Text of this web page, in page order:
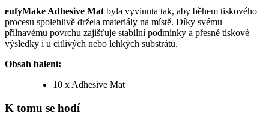
eufyMake Adhesive Mat byla vyvinuta tak, aby během tiskového
procesu spolehlivě držela materiály na místě. Díky svému
přilnavému povrchu zajišťuje stabilní podmínky a přesné tiskové
výsledky i u citlivých nebo lehkých substrátů.
Obsah balení:
10 x Adhesive Mat
K tomu se hodí